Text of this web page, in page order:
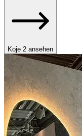
Koje 2 ansehen